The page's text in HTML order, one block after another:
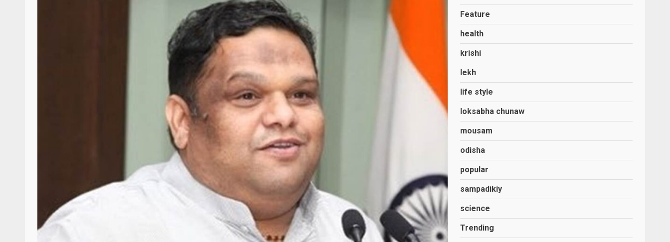
Feature
health
krishi
lekh
life style
loksabha chunaw
mousam
odisha
popular
sampadikiy
science
Trending